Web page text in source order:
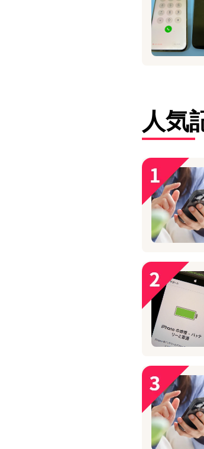
人気